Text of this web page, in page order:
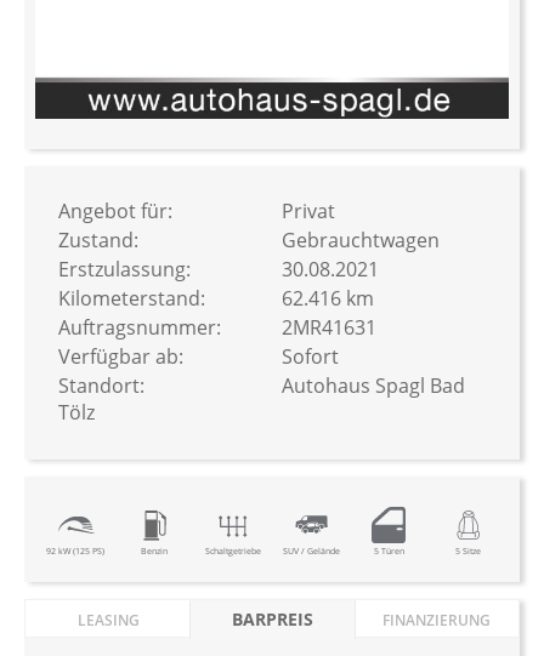
Anfang
Bildergalerie
springen
92 kW (125 PS) Benzin Schaltgetriebe SUV / Gelände 5 Türen 5 Sitze
Angebot für:
Privat
Zustand:
Gebrauchtwagen
Erstzulassung:
30.08.2021
Kilometerstand:
62.416 km
Auftragsnummer:
2MR41631
Verfügbar ab:
Sofort
Standort:
Autohaus Spagl Bad
Tölz
LEASING BARPREIS FINANZIERUNG